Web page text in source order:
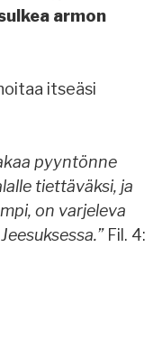
armon
itseäsi
pyyntönne
tiettäväksi, ja
on varjeleva
Fil. 4: